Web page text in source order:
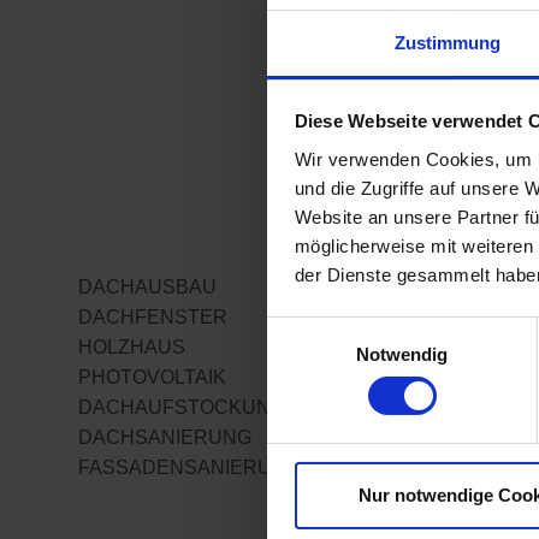
Zustimmung
Diese Webseite verwendet
Wir verwenden Cookies,
und die Zugriffe auf unsere
Website an unsere Partner
möglicherweise mit
der Dienste gesammelt
Notwendig
Nur notwendige
DACHAUSBAU
DACHFENSTER
HOLZHAUS
PHOTOVOLTAIK
DACHAUFSTOCKUNG
DACHSANIERUNG
FASSADENSANIERUNG
besseres
Das Konzept
Stellenwert ein.
Erhaltung von
Gesundheit und
fördern. Zentral
Natürliche
Produkte
Die
Materialien ist
Atmungsaktive